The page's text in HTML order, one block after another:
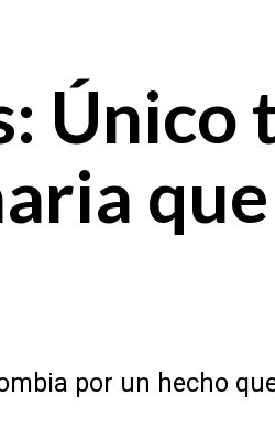
Único
por un hecho